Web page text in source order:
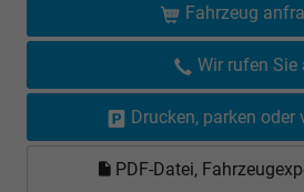
Fahrzeug
Wir rufen Sie
Drucken, parken oder
PDF-Datei,